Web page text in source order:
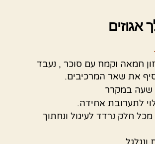
אגוזים
חמאה וקמח עם סוכר , נעבד
את שאר המרכיבים.
שעה במקרר
לתערובת אחידה.
נחלק בצק ל- 6 מכל חלק נרדד לעיגול ונחתוך